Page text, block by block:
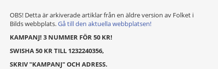
OBS! Detta är arkiverade artiklar från en äldre version av Folket i
Bilds webbplats.Gå till den aktuella webbplatsen!
KAMPANJ! 3 NUMMER FÖR 50 KR!
SWISHA 50 KR TILL 1232240356,
SKRIV "KAMPANJ" OCH ADRESS.